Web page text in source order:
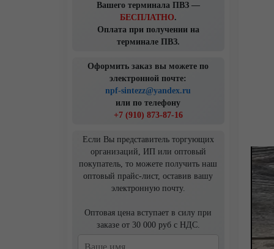
Вашего терминала ПВЗ —
БЕСПЛАТНО.
Оплата при получении на
терминале ПВЗ.
Оформить заказ вы можете по
электронной почте:
npf-sintezz@yandex.ru
или по телефону
+7 (910) 873-87-16
Если Вы представитель торгующих
организаций, ИП или оптовый
покупатель, то можете получить наш
оптовый прайс-лист, оставив вашу
электронную почту.
Оптовая цена вступает в силу при
заказе от 30 000 руб с НДС.